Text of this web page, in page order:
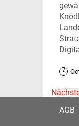
AGB